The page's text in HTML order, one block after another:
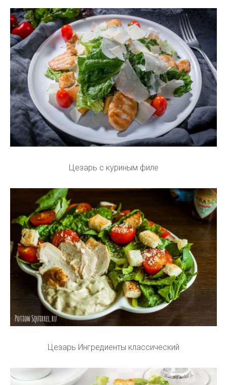
Цезарь с куриным филе
Цезарь Ингредиенты классический